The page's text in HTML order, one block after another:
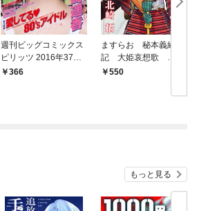
週刊ビッグコミックス
ピリッツ 2016年37・3
8合併号（2016年8月8
366
ますらお 秘本義経
記 大姫哀想歌
（１）
550
もっと見る